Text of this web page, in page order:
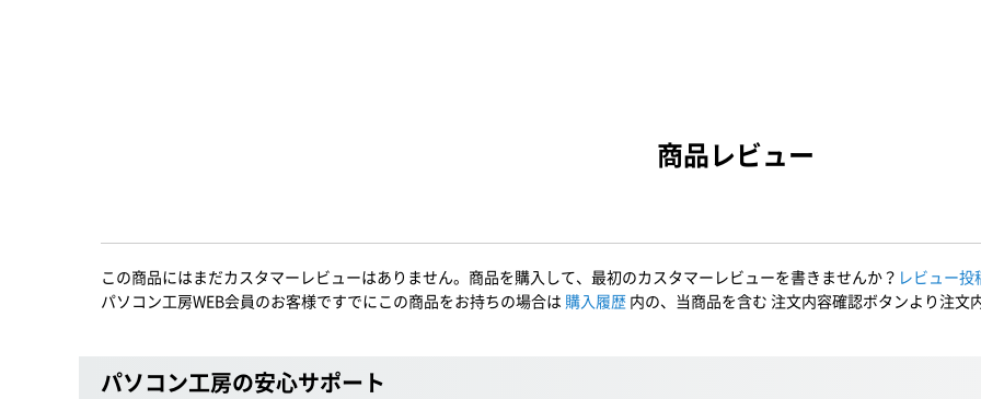
商品レビュー
この商品にはまだカスタマーレビューはありません。商品を購入して、最初のカスタマーレビューを書きませんか？ レビュー
パソコン工房WEB会員のお客様ですでにこの商品をお持ちの場合は 購入履歴 内の、当商品を含む 注文内容確認ボタンより注文
パソコン工房の安心サポート